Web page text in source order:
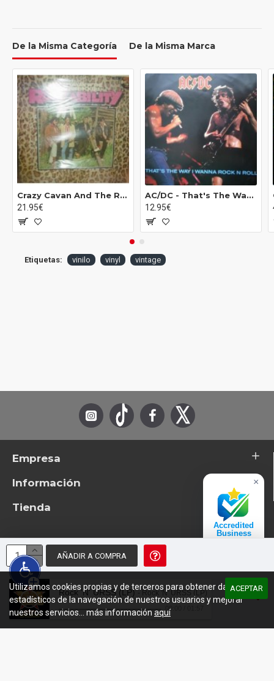
AÑADIR A COMPRA
Rock 'N' URSS (LP) - Rock 'N' URSS (LP)
00:00
B2 – Black Coffee Step Over The Threshold
B3 – Black Coffee The Dawn Of Life
B4 – Autograph S.o.s.
B5 – Autograph* The Truth
De la Misma Categoría De la Misma Marca
Crazy Cavan And The Rhythm Rockers - Rockability (LP)
21.95€
AC/DC - That's The Way I Wanna Rock N Roll (12")
12.95€
Etiquetas: vinilo vinyl vintage
Empresa
Información
Tienda
© 2026 - TotemTanz.com. Todos los derechos reservados
Diseño: InterIberica
ACEPTAR
Utilizamos cookies propias y de terceros para obtener datos
estadísticos de la navegación de nuestros usuarios y mejorar
nuestros servicios... más información aquí
×
Accredited
Business